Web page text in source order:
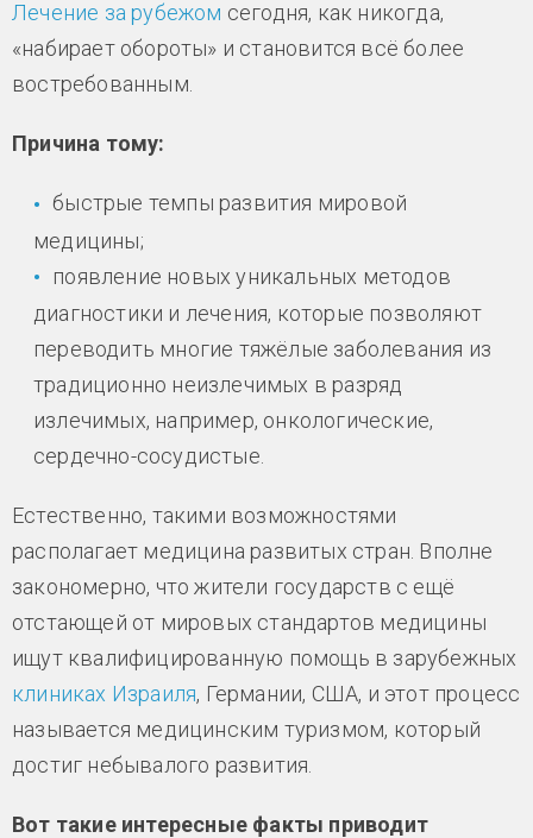
Лечение за рубежом сегодня, как никогда,
«набирает обороты» и становится всё более
востребованным.
Причина тому:
быстрые темпы развития мировой
медицины;
появление новых уникальных методов
диагностики и лечения, которые позволяют
переводить многие тяжёлые заболевания из
традиционно неизлечимых в разряд
излечимых, например, онкологические,
сердечно-сосудистые.
Естественно, такими возможностями
располагает медицина развитых стран. Вполне
закономерно, что жители государств с ещё
отстающей от мировых стандартов медицины
ищут квалифицированную помощь в зарубежных
клиниках Израиля, Германии, США, и этот процесс
называется медицинским туризмом, который
достиг небывалого развития.
Вот такие интересные факты приводит